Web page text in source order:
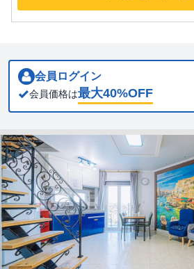
会員ログイン
会員価格は最大40%OFF